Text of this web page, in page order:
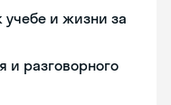
учебе и жизни за
и разговорного